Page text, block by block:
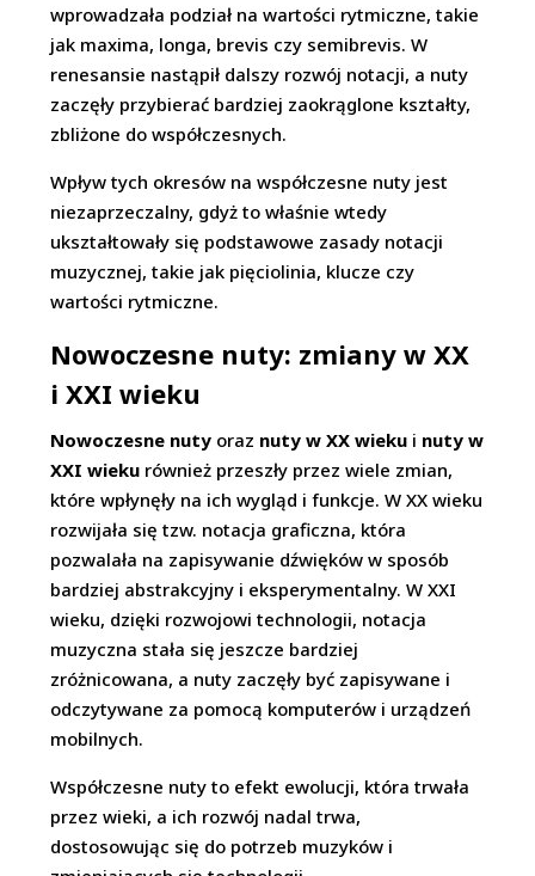
wprowadzała podział na wartości rytmiczne, takie
jak maxima, longa, brevis czy semibrevis. W
renesansie nastąpił dalszy rozwój notacji, a nuty
zaczęły przybierać bardziej zaokrąglone kształty,
zbliżone do współczesnych.
Wpływ tych okresów na współczesne nuty jest
niezaprzeczalny, gdyż to właśnie wtedy
ukształtowały się podstawowe zasady notacji
muzycznej, takie jak pięciolinia, klucze czy
wartości rytmiczne.
Nowoczesne nuty: zmiany w XX
i XXI wieku
Nowoczesne nuty oraz nuty w XX wieku i nuty w
XXI wieku również przeszły przez wiele zmian,
które wpłynęły na ich wygląd i funkcje. W XX wieku
rozwijała się tzw. notacja graficzna, która
pozwalała na zapisywanie dźwięków w sposób
bardziej abstrakcyjny i eksperymentalny. W XXI
wieku, dzięki rozwojowi technologii, notacja
muzyczna stała się jeszcze bardziej
zróżnicowana, a nuty zaczęły być zapisywane i
odczytywane za pomocą komputerów i urządzeń
mobilnych.
Współczesne nuty to efekt ewolucji, która trwała
przez wieki, a ich rozwój nadal trwa,
dostosowując się do potrzeb muzyków i